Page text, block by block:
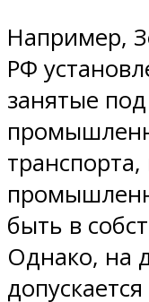
Например,
РФ
занятые
быть в
Однако, на